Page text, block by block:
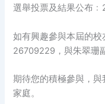
選舉投票及結果公布
如有興趣參與本屆的
26709229，與朱翠珊
期待您的積極參與，
家庭。